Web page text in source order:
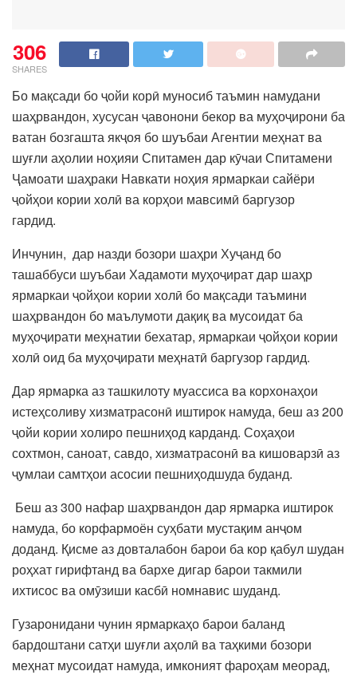
306
SHARES
Бо мақсади бо ҷойи корӣ муносиб таъмин намудани
шаҳрвандон, хусусан ҷавонони бекор ва муҳоҷирони ба
ватан бозгашта якҷоя бо шуъбаи Агентии меҳнат ва
шуғли аҳолии ноҳияи Спитамен дар кӯчаи Спитамени
Ҷамоати шаҳраки Навкати ноҳия ярмаркаи сайёри
ҷойҳои кории холӣ ва корҳои мавсимӣ баргузор
гардид.
Инчунин, дар назди бозори шаҳри Хуҷанд бо
ташаббуси шуъбаи Хадамоти муҳоҷират дар шаҳр
ярмаркаи ҷойҳои кории холӣ бо мақсади таъмини
шаҳрвандон бо маълумоти дақиқ ва мусоидат ба
муҳоҷирати меҳнатии бехатар, ярмаркаи ҷойҳои кории
холӣ оид ба муҳоҷирати меҳнатӣ баргузор гардид.
Дар ярмарка аз ташкилоту муассиса ва корхонаҳои
истеҳсоливу хизматрасонӣ иштирок намуда, беш аз 200
ҷойи кории холиро пешниҳод карданд. Соҳаҳои
сохтмон, саноат, савдо, хизматрасонӣ ва кишоварзӣ аз
ҷумлаи самтҳои асосии пешниҳодшуда буданд.
Беш аз 300 нафар шаҳрвандон дар ярмарка иштирок
намуда, бо корфармоён суҳбати мустақим анҷом
доданд. Қисме аз довталабон барои ба кор қабул шудан
роҳхат гирифтанд ва бархе дигар барои такмили
ихтисос ва омӯзиши касбӣ номнавис шуданд.
Гузаронидани чунин ярмаркаҳо барои баланд
бардоштани сатҳи шуғли аҳолӣ ва таҳкими бозори
меҳнат мусоидат намуда, имконият фароҳам меорад,